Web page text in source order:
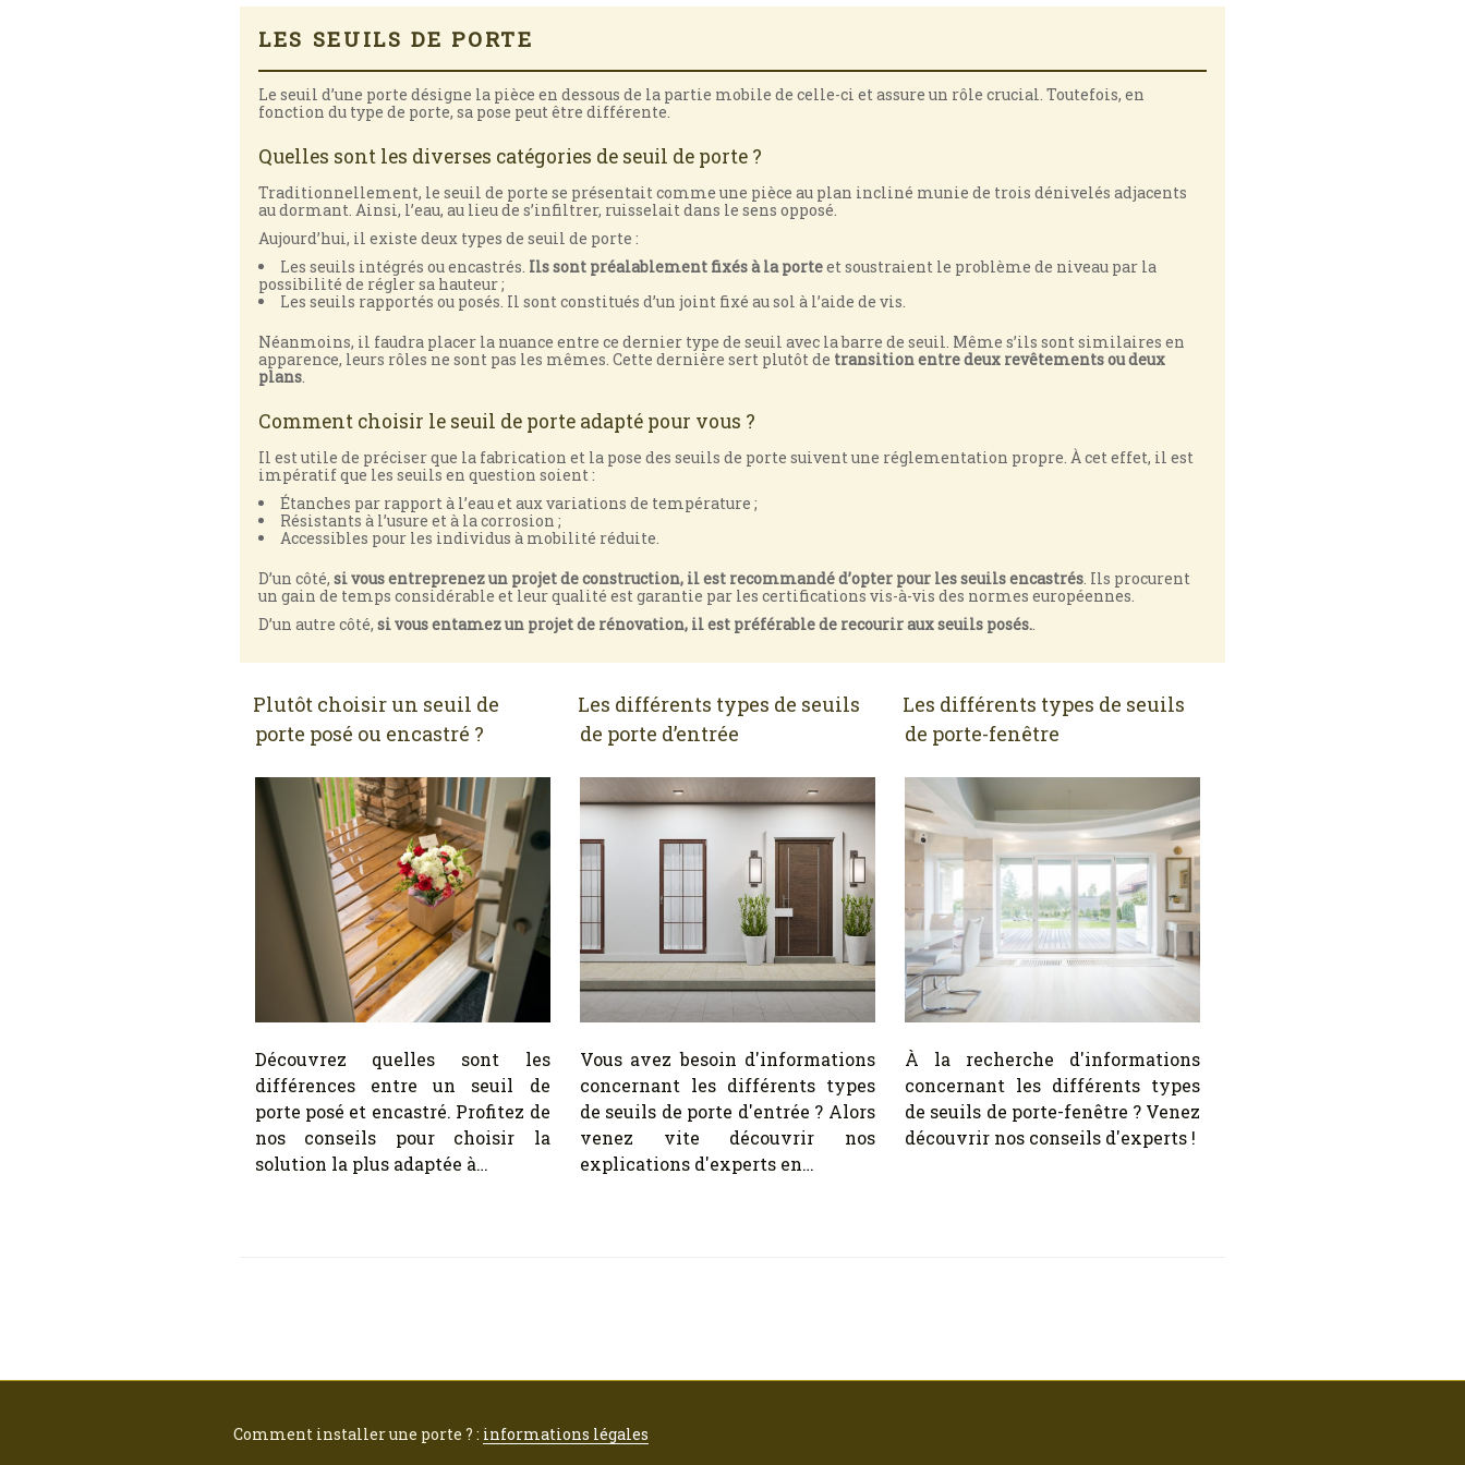
LES SEUILS DE PORTE
Le seuil d’une porte désigne la pièce en dessous de la partie mobile de celle-ci et assure un rôle crucial. Toutefois, en
fonction du type de porte, sa pose peut être différente.
Quelles sont les diverses catégories de seuil de porte ?
Traditionnellement, le seuil de porte se présentait comme une pièce au plan incliné munie de trois dénivelés adjacents
au dormant. Ainsi, l’eau, au lieu de s’infiltrer, ruisselait dans le sens opposé.
Aujourd’hui, il existe deux types de seuil de porte :
Les seuils intégrés ou encastrés. Ils sont préalablement fixés à la porteet soustraient le problème de niveau par la
possibilité de régler sa hauteur ;
Les seuils rapportés ou posés. Il sont constitués d’un joint fixé au sol à l’aide de vis.
Néanmoins, il faudra placer la nuance entre ce dernier type de seuil avec la barre de seuil. Même s’ils sont similaires en
apparence, leurs rôles ne sont pas les mêmes. Cette dernière sert plutôt de transition entre deux revêtements ou deux
plans.
Comment choisir le seuil de porte adapté pour vous ?
Il est utile de préciser que la fabrication et la pose des seuils de porte suivent une réglementation propre. À cet effet, il est
impératif que les seuils en question soient :
Étanches par rapport à l’eau et aux variations de température ;
Résistants à l’usure et à la corrosion ;
Accessibles pour les individus à mobilité réduite.
D’un côté, si vous entreprenez un projet de construction, il est recommandé d’opter pour les seuils encastrés. Ils procurent
un gain de temps considérable et leur qualité est garantie par les certifications vis-à-vis des normes européennes.
D’un autre côté, si vous entamez un projet de rénovation, il est préférable de recourir aux seuils posés..
Plutôt choisir un seuil de
porte posé ou encastré ?
Découvrez quelles sont les
différences entre un seuil de
porte posé et encastré. Profitez de
nos conseils pour choisir la
solution la plus adaptée à…
Les différents types de seuils
de porte d’entrée
Vous avez besoin d'informations
concernant les différents types
de seuils de porte d'entrée ? Alors
venez vite découvrir nos
explications d'experts en…
Les différents types de seuils
de porte-fenêtre
À la recherche d'informations
concernant les différents types
de seuils de porte-fenêtre ? Venez
découvrir nos conseils d'experts !
Comment installer une porte ? : informations légales